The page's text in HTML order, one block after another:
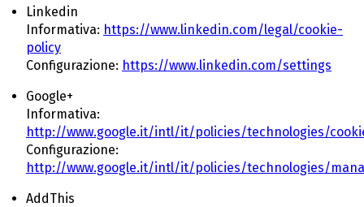
Linkedin
Informativa: https://www.linkedin.com/legal/cookie-
policy
Configurazione: https://www.linkedin.com/settings
Google+
Informativa:
http://www.google.it/intl/it/policies/technologies/
Configurazione:
http://www.google.it/intl/it/policies/technologies/
AddThis